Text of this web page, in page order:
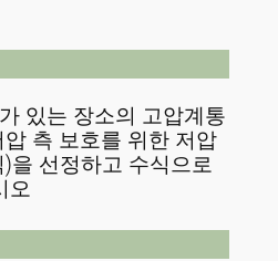
있는 장소의 고압계통
측 보호를 위한 저압
을 선정하고 수식으로
오